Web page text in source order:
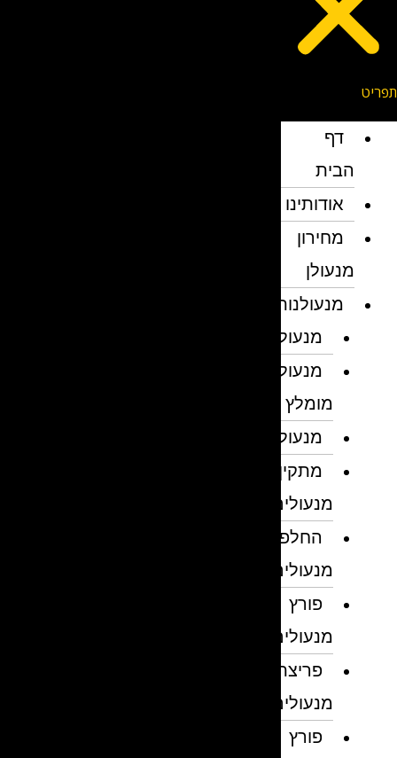
דף
הבית
אודותינו
מחירון
מנעולן
מנעולנות
מנעולן
מנעולן
מומלץ
מנעולנים
מתקין
מנעולים
החלפת
מנעולים
פורץ
מנעולים
פריצת
מנעולים
פורץ